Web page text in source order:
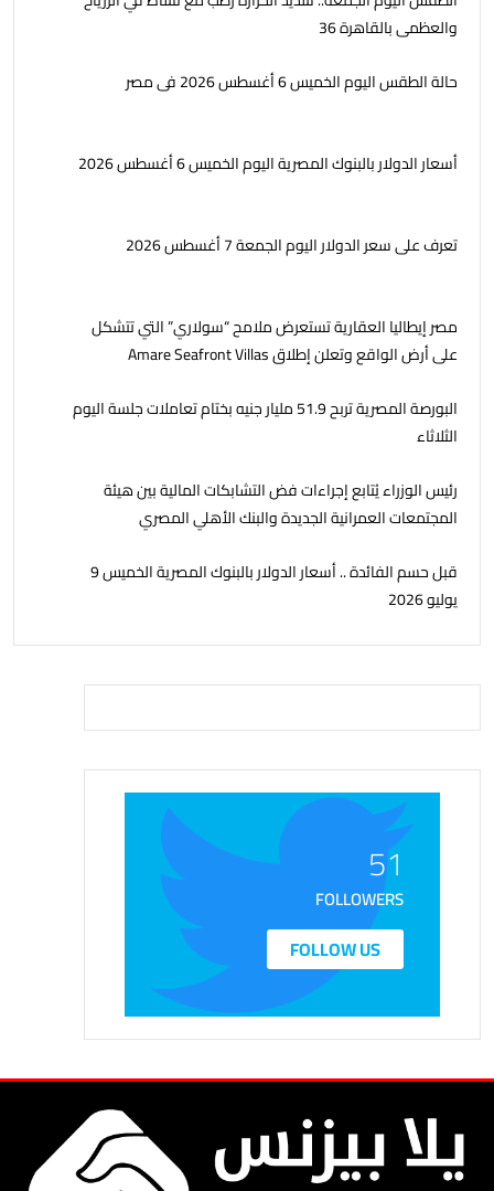
والعظمى بالقاهرة 36
حالة الطقس اليوم الخميس 6 أغسطس 2026 فى مصر
أسعار الدولار بالبنوك المصرية اليوم الخميس 6 أغسطس 2026
تعرف على سعر الدولار اليوم الجمعة 7 أغسطس 2026
مصر إيطاليا العقارية تستعرض ملامح “سولاري” التي تتشكل
على أرض الواقع وتعلن إطلاق Amare Seafront Villas
البورصة المصرية تربح 51.9 مليار جنيه بختام تعاملات جلسة اليوم
الثلاثاء
رئيس الوزراء يُتابع إجراءات فض التشابكات المالية بين هيئة
المجتمعات العمرانية الجديدة والبنك الأهلي المصري
قبل حسم الفائدة .. أسعار الدولار بالبنوك المصرية الخميس 9
يوليو 2026
51
FOLLOWERS
FOLLOW US